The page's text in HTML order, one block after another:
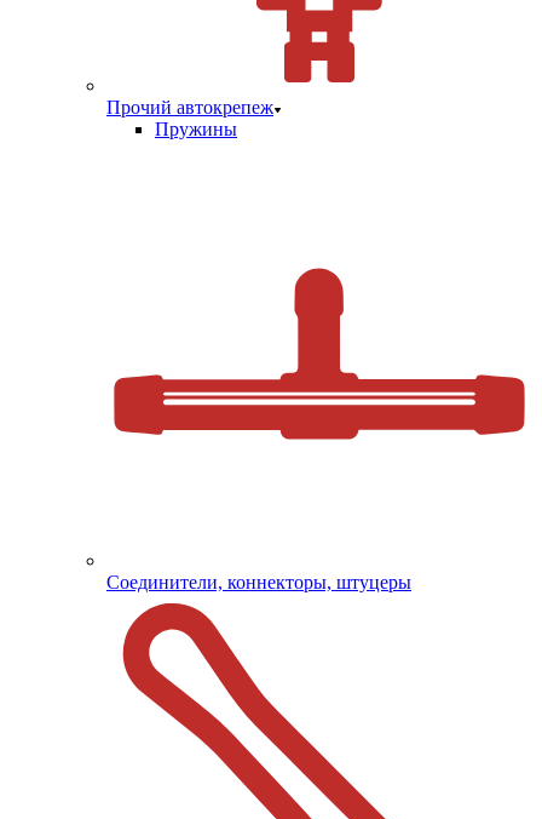
Прочий автокрепеж
Пружины
Соединители, коннекторы, штуцеры